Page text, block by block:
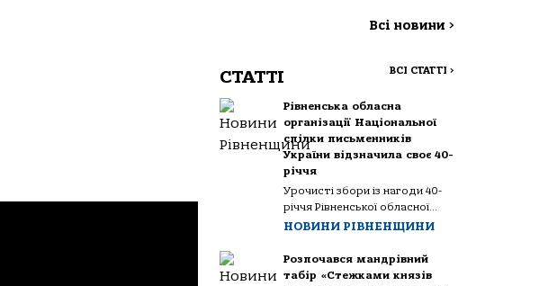
Всі новини >
СТАТТІ ВСІ СТАТТІ >
Рівненська обласна
організації Національної
спілки письменників
України відзначила своє 40-
річчя
Урочисті збори із нагоди 40-
річчя Рівненської обласної...
НОВИНИ РІВНЕНЩИНИ
Розпочався мандрівний
табір «Стежками князів